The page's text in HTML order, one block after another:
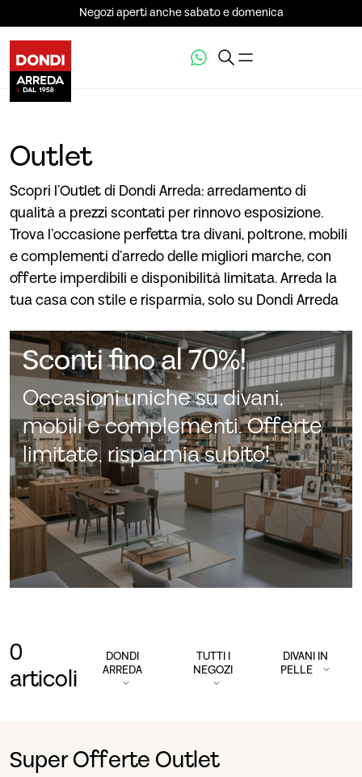
Negozi aperti anche sabato e domenica
Outlet
Scopri l’Outlet di Dondi Arreda: arredamento di
qualità a prezzi scontati per rinnovo esposizione.
Trova l’occasione perfetta tra divani, poltrone, mobili
e complementi d’arredo delle migliori marche, con
offerte imperdibili e disponibilità limitata. Arreda la
tua casa con stile e risparmia, solo su Dondi Arreda
Sconti fino al 70%!
Occasioni uniche su divani,
mobili e complementi. Offerte
limitate, risparmia subito!
0
articoli
DONDI
ARREDA
TUTTI I
NEGOZI
DIVANI IN
PELLE
Super Offerte Outlet